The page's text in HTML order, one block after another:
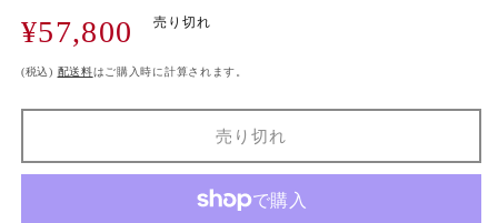
く
通
常
価
¥57,800 売り切れ
(税込) 配送料はご購入時に計算されます。
売り切れ